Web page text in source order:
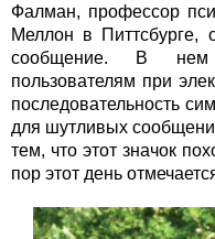
Фалман, профессор
Меллон в Питтсбурге,
сообщение. В нем
пользователям при
последовательность
для шутливых
тем, что этот значок
пор этот день